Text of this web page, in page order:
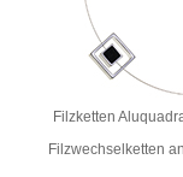
Filzketten
Filzwechselketten